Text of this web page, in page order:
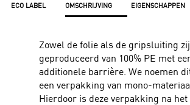
ECO LABEL OMSCHRIJVING EIGENSCHAPPEN
Zowel de folie als de gripsluiting
geproduceerd van 100% PE met
additionele barrière. We noemen
een verpakking van mono-
Hierdoor is deze verpakking na het